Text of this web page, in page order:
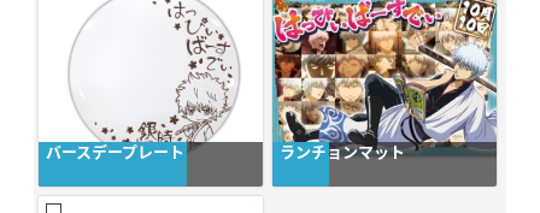
バースデープレート ランチョンマット